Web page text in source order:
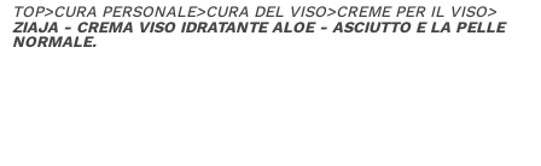
TOP>CURA PERSONALE>CURA DEL VISO>CREME PER IL VISO>
ZIAJA - CREMA VISO IDRATANTE ALOE - ASCIUTTO E LA PELLE
NORMALE.